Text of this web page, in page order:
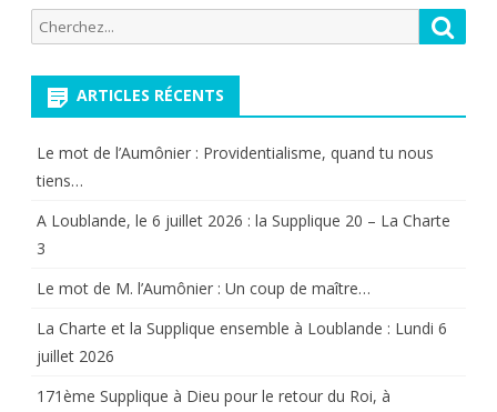
des
du
Francisco
publications
Recherche
pour:
ARTICLES RÉCENTS
Le mot de l’Aumônier : Providentialisme, quand tu nous
tiens…
A Loublande, le 6 juillet 2026 : la Supplique 20 – La Charte
3
Le mot de M. l’Aumônier : Un coup de maître…
La Charte et la Supplique ensemble à Loublande : Lundi 6
juillet 2026
171ème Supplique à Dieu pour le retour du Roi, à